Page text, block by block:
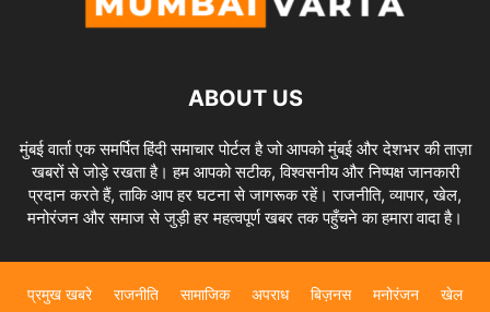
ABOUT US
मुंबई वार्ता एक समर्पित हिंदी समाचार पोर्टल है जो आपको मुंबई और देशभर की ताज़ा
खबरों से जोड़े रखता है। हम आपको सटीक, विश्वसनीय और निष्पक्ष जानकारी
प्रदान करते हैं, ताकि आप हर घटना से जागरूक रहें। राजनीति, व्यापार, खेल,
मनोरंजन और समाज से जुड़ी हर महत्वपूर्ण खबर तक पहुँचने का हमारा वादा है।
प्रमुख खबरे राजनीति सामाजिक अपराध बिज़नस मनोरंजन खेल